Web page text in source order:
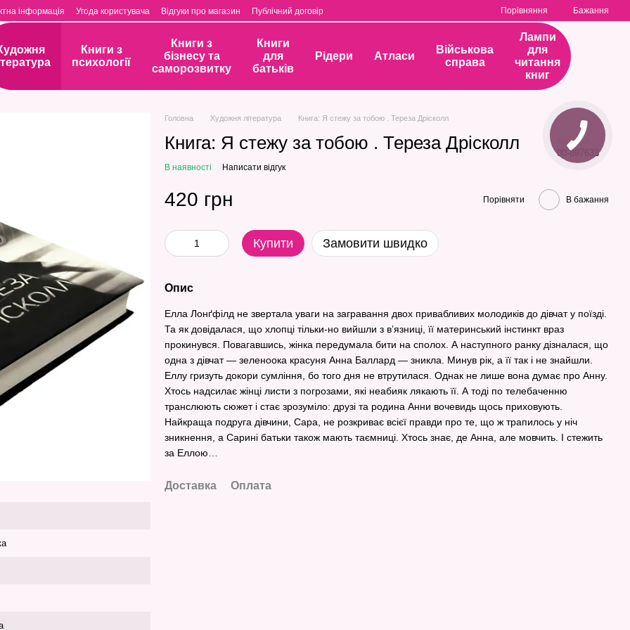
інформація Угода користувача Відгуки про магазин Публічний договір Порівняння Бажання
Книги з
психології
Книги з
бізнесу та
саморозвитку
Книги
для
батьків
Рідери Атласи
Військова
справа
Лампи
для
читання
книг
Головна Художня література Книга: Я стежу за тобою . Тереза Дрісколл
Книга: Я стежу за тобою . Тереза Дрісколл Артикул
00-897633
В наявності Написати відгук
420 грн Порівняти В бажання
Купити Замовити швидко
Опис
Елла Лонґфілд не звертала уваги на загравання двох привабливих молодиків до дівчат у поїзді.
Та як довідалася, що хлопці тільки-но вийшли з в’язниці, її материнський інстинкт враз
прокинувся. Повагавшись, жінка передумала бити на сполох. А наступного ранку дізналася, що
одна з дівчат — зеленоока красуня Анна Баллард — зникла. Минув рік, а її так і не знайшли.
Еллу гризуть докори сумління, бо того дня не втрутилася. Однак не лише вона думає про Анну.
Хтось надсилає жінці листи з погрозами, які неабияк лякають її. А тоді по телебаченню
транслюють сюжет і стає зрозуміло: друзі та родина Анни вочевидь щось приховують.
Найкраща подруга дівчини, Сара, не розкриває всієї правди про те, що ж трапилось у ніч
зникнення, а Сарині батьки також мають таємниці. Хтось знає, де Анна, але мовчить. І стежить
за Еллою…
Доставка Оплата